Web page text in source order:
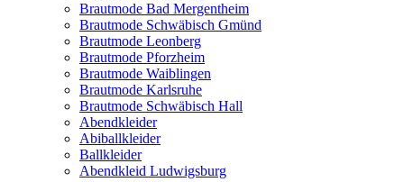
Brautmode Bad Mergentheim
Brautmode Schwäbisch Gmünd
Brautmode Leonberg
Brautmode Pforzheim
Brautmode Waiblingen
Brautmode Karlsruhe
Brautmode Schwäbisch Hall
Abendkleider
Abiballkleider
Ballkleider
Abendkleid Ludwigsburg